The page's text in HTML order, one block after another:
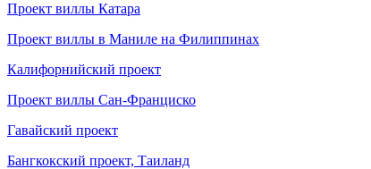
Проект виллы Катара
Проект виллы в Маниле на Филиппинах
Калифорнийский проект
Проект виллы Сан-Франциско
Гавайский проект
Бангкокский проект, Таиланд